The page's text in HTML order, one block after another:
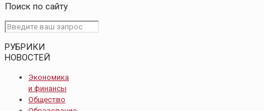
Поиск по сайту
РУБРИКИ
НОВОСТЕЙ
Экономика
и финансы
Общество